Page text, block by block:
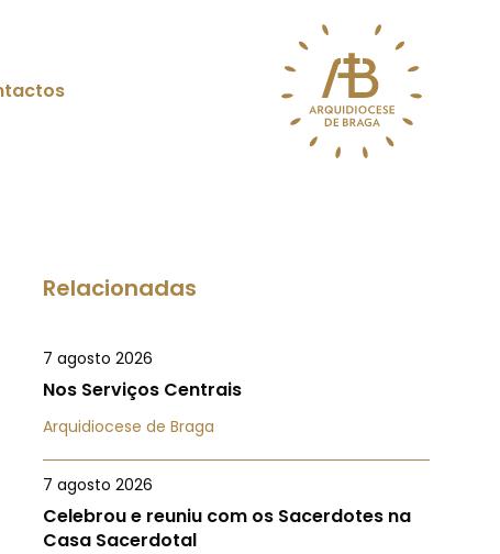
Relacionadas
7 agosto 2026
Nos Serviços Centrais
Arquidiocese de Braga
7 agosto 2026
Celebrou e reuniu com os Sacerdotes na
Casa Sacerdotal